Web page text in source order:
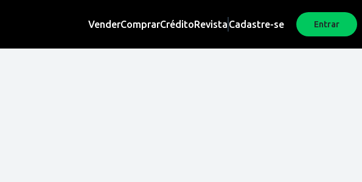
VenderComprarCréditoRevista Cadastre-se Entrar